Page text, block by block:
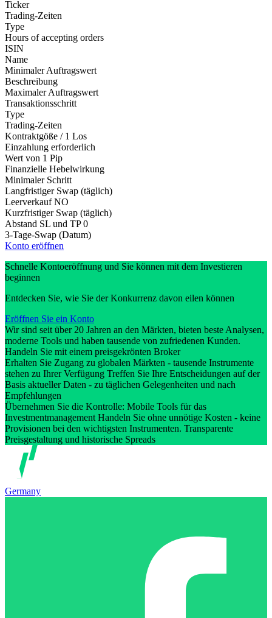
Ticker
Trading-Zeiten
Type
Hours of accepting orders
ISIN
Name
Minimaler Auftragswert
Beschreibung
Maximaler Auftragswert
Transaktionsschritt
Type
Trading-Zeiten
Kontraktgöße / 1 Los
Einzahlung erforderlich
Wert von 1 Pip
Finanzielle Hebelwirkung
Minimaler Schritt
Langfristiger Swap (täglich)
Leerverkauf NO
Kurzfristiger Swap (täglich)
Abstand SL und TP 0
3-Tage-Swap (Datum)
Konto eröffnen
Schnelle Kontoeröffnung und Sie können mit dem Investieren
beginnen
Entdecken Sie, wie Sie der Konkurrenz davon eilen können
Eröffnen Sie ein Konto
Wir sind seit über 20 Jahren an den Märkten, bieten beste Analysen,
moderne Tools und haben tausende von zufriedenen Kunden.
Handeln Sie mit einem preisgekrönten Broker
Erhalten Sie Zugang zu globalen Märkten - tausende Instrumente
stehen zu Ihrer Verfügung Treffen Sie Ihre Entscheidungen auf der
Basis aktueller Daten - zu täglichen Gelegenheiten und nach
Empfehlungen
Übernehmen Sie die Kontrolle: Mobile Tools für das
Investmentmanagement Handeln Sie ohne unnötige Kosten - keine
Provisionen bei den wichtigsten Instrumenten. Transparente
Preisgestaltung und historische Spreads
Germany